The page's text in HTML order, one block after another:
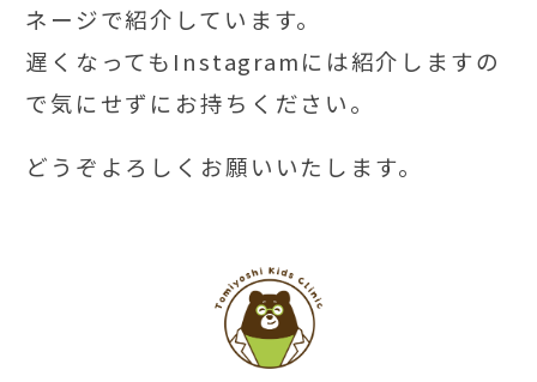
ネージで紹介しています。
遅くなってもInstagramには紹介しますの
で気にせずにお持ちください。
どうぞよろしくお願いいたします。